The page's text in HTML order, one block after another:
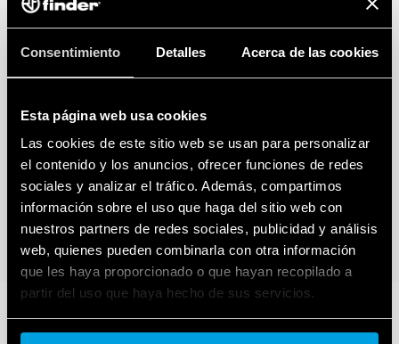
Consentimiento Detalles Acerca de las cookies
Esta página web usa cookies
Las cookies de este sitio web se usan para personalizar
el contenido y los anuncios, ofrecer funciones de redes
sociales y analizar el tráfico. Además, compartimos
información sobre el uso que haga del sitio web con
nuestros partners de redes sociales, publicidad y análisis
web, quienes pueden combinarla con otra información
que les haya proporcionado o que hayan recopilado a
partir del uso que haya hecho de sus servicios.
Cookie policy.